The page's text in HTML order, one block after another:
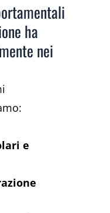
ha
nei
e